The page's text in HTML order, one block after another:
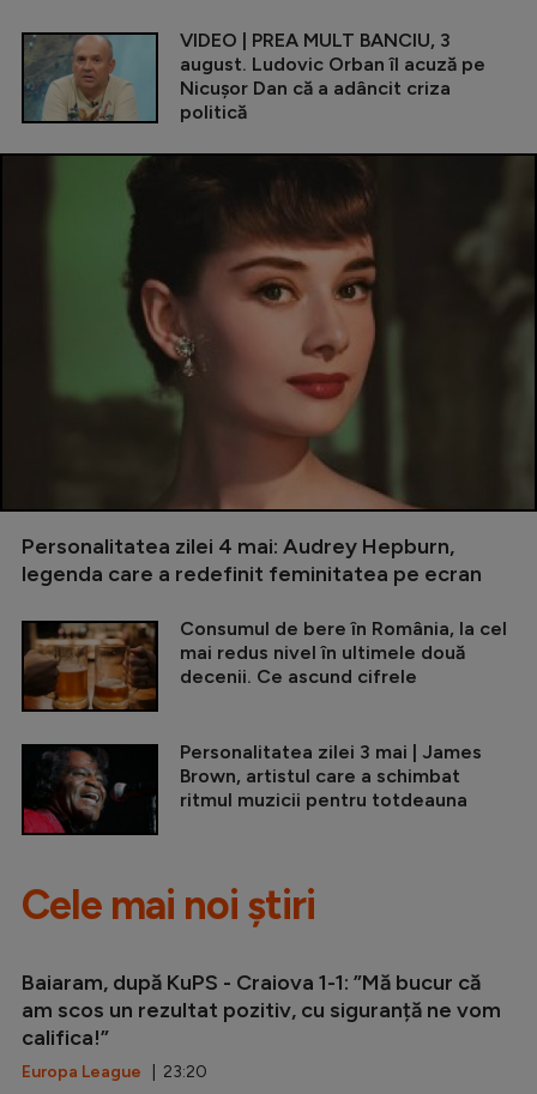
VIDEO | PREA MULT BANCIU, 3
august. Ludovic Orban îl acuză pe
Nicușor Dan că a adâncit criza
politică
Personalitatea zilei 4 mai: Audrey Hepburn,
legenda care a redefinit feminitatea pe ecran
Consumul de bere în România, la cel
mai redus nivel în ultimele două
decenii. Ce ascund cifrele
Personalitatea zilei 3 mai | James
Brown, artistul care a schimbat
ritmul muzicii pentru totdeauna
Cele mai noi știri
Baiaram, după KuPS - Craiova 1-1: ”Mă bucur că
am scos un rezultat pozitiv, cu siguranță ne vom
califica!”
Europa League | 23:20